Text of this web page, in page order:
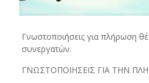
Γνωστοποιήσεις για πλήρωση
συνεργατών.
ΓΝΩΣΤΟΠΟΙΗΣΕΙΣ ΓΙΑ ΤΗΝ